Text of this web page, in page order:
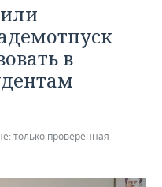
в
только проверенная